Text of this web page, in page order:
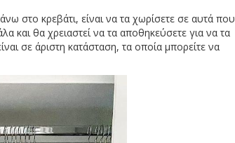
στο κρεβάτι, είναι να τα χωρίσετε σε αυτά που
και θα χρειαστεί να τα αποθηκεύσετε για να τα
σε άριστη κατάσταση, τα οποία μπορείτε να